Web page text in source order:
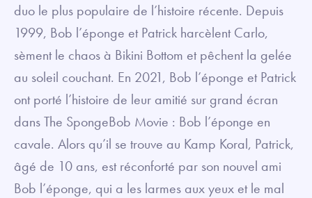
duo le plus populaire de l’histoire récente. Depuis
1999, Bob l’éponge et Patrick harcèlent Carlo,
sèment le chaos à Bikini Bottom et pêchent la gelée
au soleil couchant. En 2021, Bob l’éponge et Patrick
ont porté l’histoire de leur amitié sur grand écran
dans The SpongeBob Movie : Bob l’éponge en
cavale. Alors qu’il se trouve au Kamp Koral, Patrick,
âgé de 10 ans, est réconforté par son nouvel ami
Bob l’éponge, qui a les larmes aux yeux et le mal